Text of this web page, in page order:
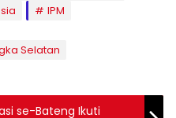
IPM
Selatan
se-Bateng Ikuti